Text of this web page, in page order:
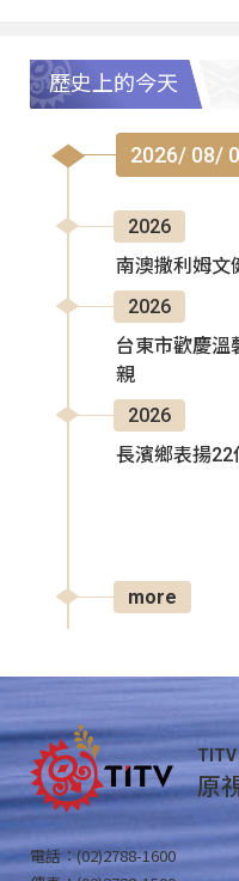
歷史上的今天
2026/ 08/
2026
南澳撒利姆文
2026
台東市歡慶溫
親
2026
長濱鄉表揚
more
TITV
原
電話：(02)2788-1600